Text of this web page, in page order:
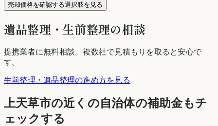
売却価格を確認する選択肢を見る
遺品整理・生前整理の相談
提携業者に無料相談。複数社で見積もりを取ると安心で
す。
生前整理・遺品整理の進め方を見る
上天草市の近くの自治体の補助金もチ
ェックする